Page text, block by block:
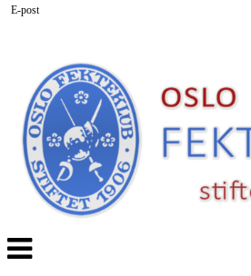
Veksle
navigasjon
E-post